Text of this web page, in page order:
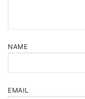
NAME
EMAIL